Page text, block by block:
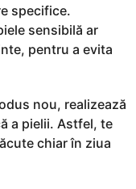
specifice.
sensibilă ar
pentru a evita
nou, realizează
a pielii. Astfel, te
chiar în ziua